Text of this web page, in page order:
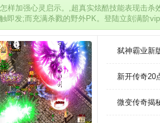
样加强心灵启示。,超真实炫酷技能表现击
即发;而充满杀戮的野外PK。登陆立刻满阶
放选购;。
弑神霸业新
新开传奇20
微变传奇揭